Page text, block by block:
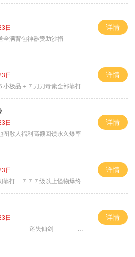
日
全满背包神器赞助沙捐
详情
日
小极品＋７刀刀毒素全部靠打
详情
日
图散人福利高额回馈永久爆率
详情
日
打 ７７７级以上怪物爆终极
详情
日
迷失仙剑 )))))
详情